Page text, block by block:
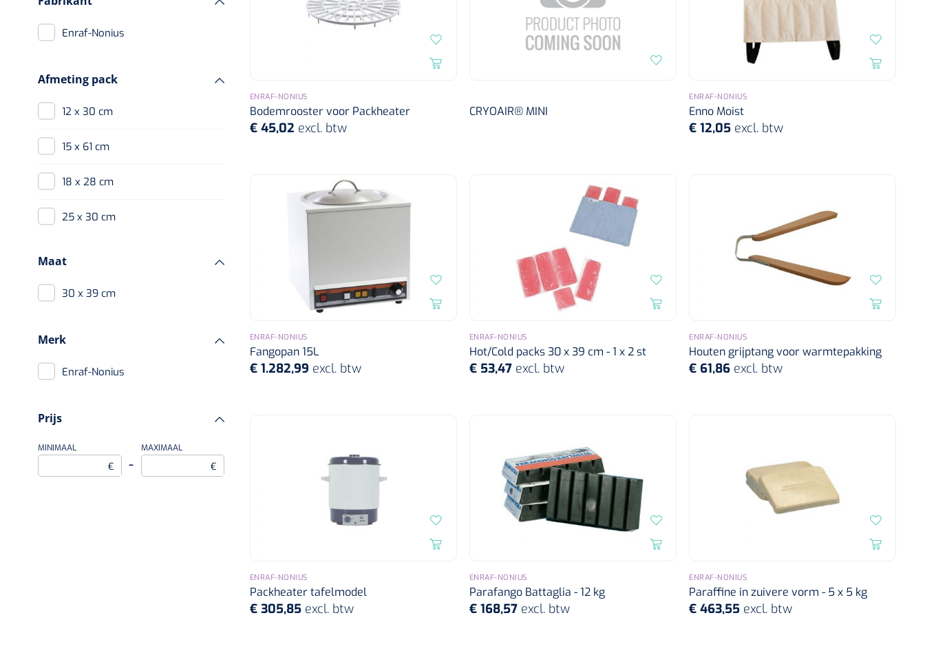
Enraf-Nonius
Afmeting pack
12 x 30 cm
15 x 61 cm
18 x 28 cm
25 x 30 cm
25 x 60 cm
Maat
30 x 39 cm
Merk
Enraf-Nonius
Prijs
MINIMAAL
€ –
MAXIMAAL
€
ENRAF-NONIUS
Bodemrooster voor Packheater
€ 45,02 excl. btw
CRYOAIR® MINI
ENRAF-NONIUS
Enno Moist
€ 12,05 excl. btw
ENRAF-NONIUS
Fangopan 15L
€ 1.282,99 excl. btw
ENRAF-NONIUS
Hot/Cold packs 30 x 39 cm - 1 x 2 st
€ 53,47 excl. btw
ENRAF-NONIUS
Houten grijptang voor warmtepakking
€ 61,86 excl. btw
ENRAF-NONIUS
Packheater tafelmodel
€ 305,85 excl. btw
ENRAF-NONIUS
Parafango Battaglia - 12 kg
€ 168,57 excl. btw
ENRAF-NONIUS
Paraffine in zuivere vorm - 5 x 5 kg
€ 463,55 excl. btw